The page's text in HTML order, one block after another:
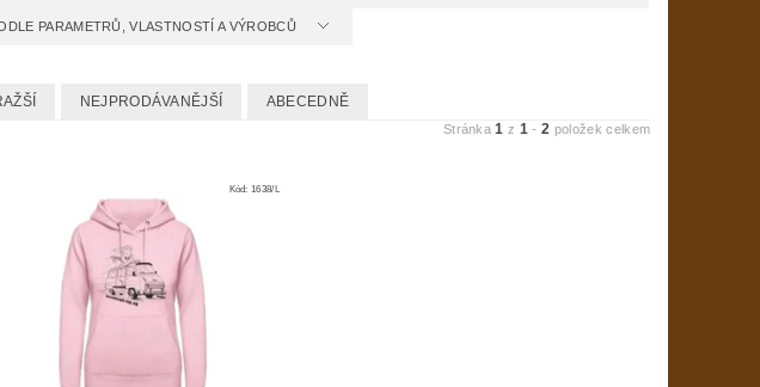
PARAMETRŮ, VLASTNOSTÍ A VÝROBCŮ
NEJPRODÁVANĚJŠÍ ABECEDNĚ
Stránka1 z 1 -2 položek celkem
Kód:1638/L